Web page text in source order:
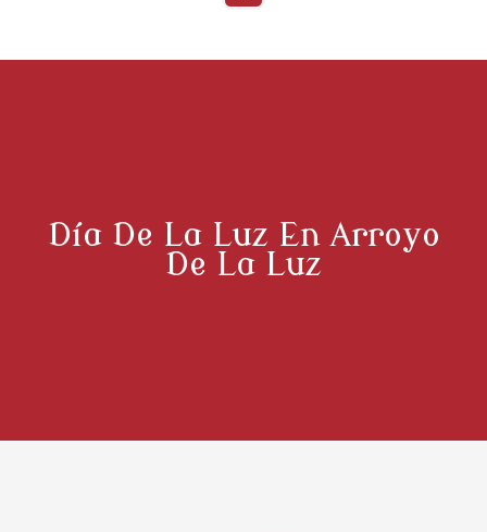
Día De La Luz En Arroyo
De La Luz